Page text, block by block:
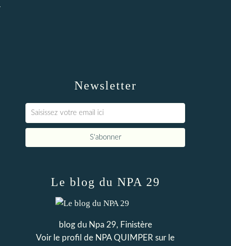
Newsletter
Le blog du NPA 29
blog du Npa 29, Finistère
Voir le profil de NPA QUIMPER sur le